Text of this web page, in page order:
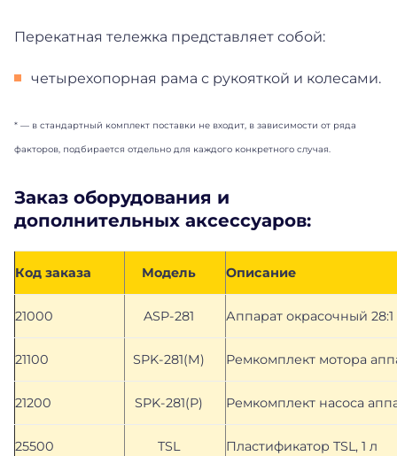
Перекатная тележка представляет собой:
четырехопорная рама с рукояткой и колесами.
* — в стандартный комплект поставки не входит, в зависимости от ряда
факторов, подбирается отдельно для каждого конкретного случая.
Заказ оборудования и
дополнительных аксессуаров:
Код заказа Модель Описание
21000 ASP-281 Аппарат окрасочный 28:1
21100 SPK-281(M) Ремкомплект мотора
21200 SPK-281(P) Ремкомплект насоса
25500 TSL Пластификатор TSL, 1 л